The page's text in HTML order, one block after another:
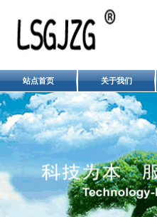
站点首页 关于我们